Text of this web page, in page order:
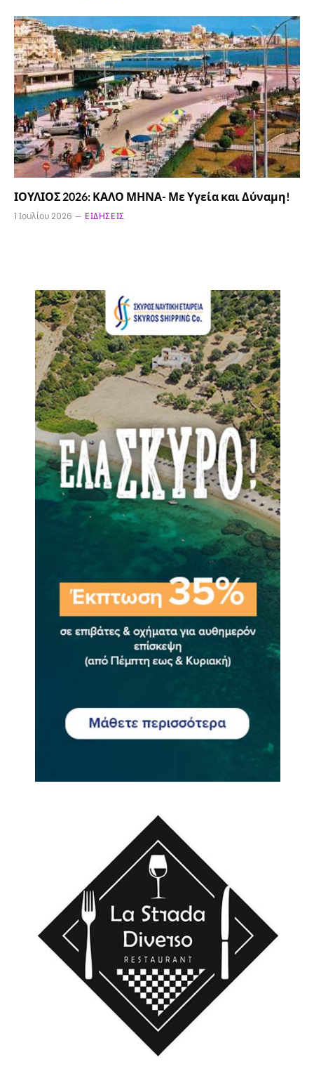
ΙΟΥΛΙΟΣ 2026: ΚΑΛΟ ΜΗΝΑ- Με Υγεία και Δύναμη!
1 Ιουλίου 2026 ΕΙΔΉΣΕΙΣ